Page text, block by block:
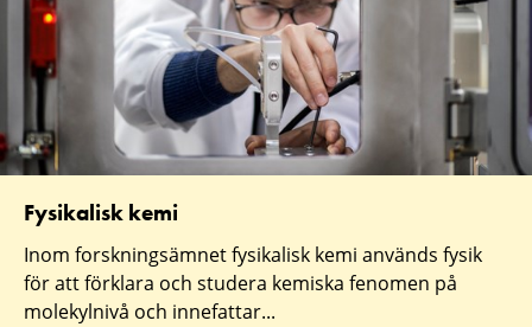
Fysikalisk kemi
Inom forskningsämnet fysikalisk kemi används fysik
för att förklara och studera kemiska fenomen på
molekylnivå och innefattar...